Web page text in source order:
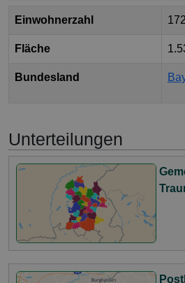
Einwohnerzahl
Fläche
Bundesland
Unterteilungen